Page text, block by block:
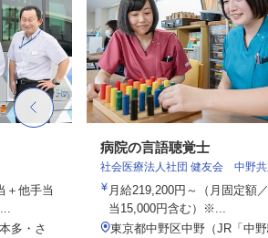
＋他手当
多・さ
病院の言語聴覚士
社会医療法人社団 健友会 中野
月給219,200円～（月固定額
当15,000円含む）※...
東京都中野区中野（JR「中野